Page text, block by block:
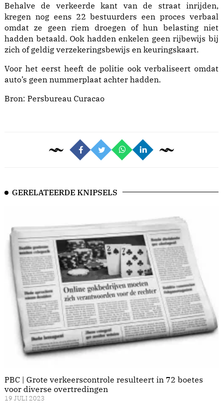
Behalve de verkeerde kant van de straat inrijden,
kregen nog eens 22 bestuurders een proces verbaal
omdat ze geen riem droegen of hun belasting niet
hadden betaald. Ook hadden enkelen geen rijbewijs bij
zich of geldig verzekeringsbewijs en keuringskaart.
Voor het eerst heeft de politie ook verbaliseert omdat
auto’s geen nummerplaat achter hadden.
Bron: Persbureau Curacao
GERELATEERDE KNIPSELS
PBC | Grote verkeerscontrole resulteert in 72 boetes
voor diverse overtredingen
19 JULI 2023